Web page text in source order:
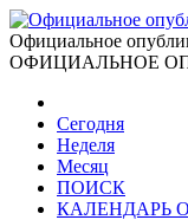
Официальное
ОФИЦИАЛЬНОЕ
Сегодня
Неделя
Месяц
ПОИСК
КАЛЕНДАРЬ